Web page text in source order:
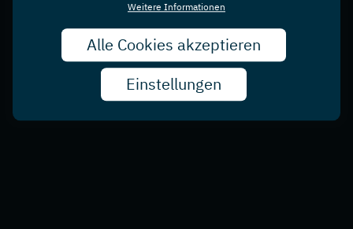
Weitere Informationen
Alle Cookies akzeptieren
Einstellungen